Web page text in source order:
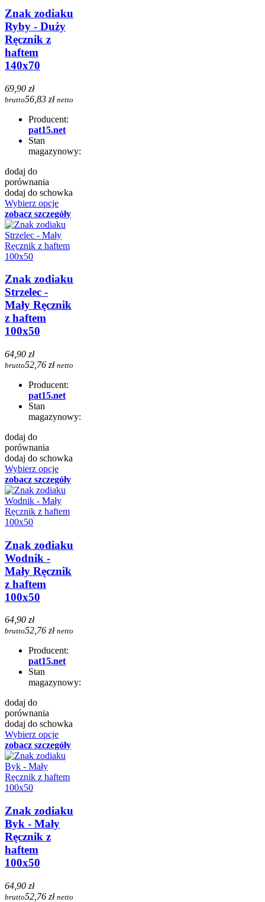
Znak zodiaku
Ryby - Duży
Ręcznik z
haftem
140x70
69,90 zł
brutto56,83 zł netto
Producent:
pat15.net
Stan
magazynowy:
dodaj do
porównania
dodaj do schowka
Wybierz opcje
zobacz szczegóły
Znak zodiaku
Strzelec -
Mały Ręcznik
z haftem
100x50
64,90 zł
brutto52,76 zł netto
Producent:
pat15.net
Stan
magazynowy:
dodaj do
porównania
dodaj do schowka
Wybierz opcje
zobacz szczegóły
Znak zodiaku
Wodnik -
Mały Ręcznik
z haftem
100x50
64,90 zł
brutto52,76 zł netto
Producent:
pat15.net
Stan
magazynowy:
dodaj do
porównania
dodaj do schowka
Wybierz opcje
zobacz szczegóły
Znak zodiaku
Byk - Mały
Ręcznik z
haftem
100x50
64,90 zł
brutto52,76 zł netto